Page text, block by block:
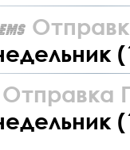
Отправка